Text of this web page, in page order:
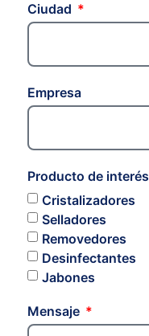
Ciudad
Empresa
Producto de interés
Cristalizadores
Selladores
Removedores
Desinfectantes
Jabones
Mensaje